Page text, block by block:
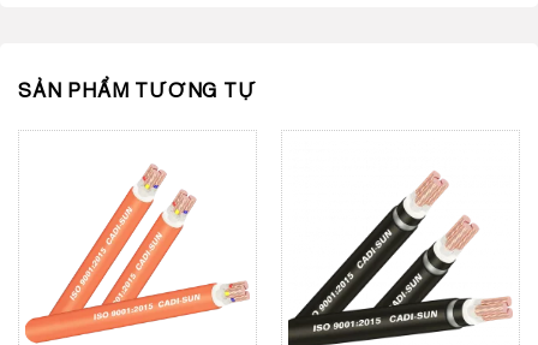
SẢN PHẨM TƯƠNG TỰ